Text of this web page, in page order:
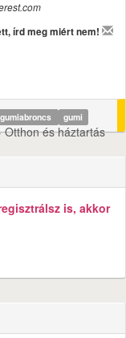
írd meg miért nem!
gumiabroncs gumi
Otthon és háztartás
is, akkor